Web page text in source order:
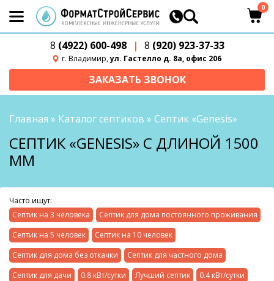
8 (4922) 600-498 | 8 (920) 923-37-33
г. Владимир,ул. Гастелло д. 8а, офис 206
0
ЗАКАЗАТЬ ЗВОНОК
Главная » Каталог септиков » Септик «Genesis»
СЕПТИК «GENESIS» С ДЛИНОЙ 1500
ММ
Часто ищут:
Септик на 3 человека
Септик для дома постоянного проживания
Септик на 5 человек
Септик на 10 человек
Септик для дома без откачки
Септик для частного дома
Септик для дачи
0.8 кВт/сутки Лучший септик 0.4 кВт/сутки